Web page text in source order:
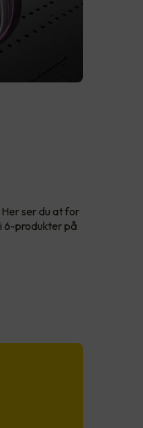
ser du at for
6-produkter på